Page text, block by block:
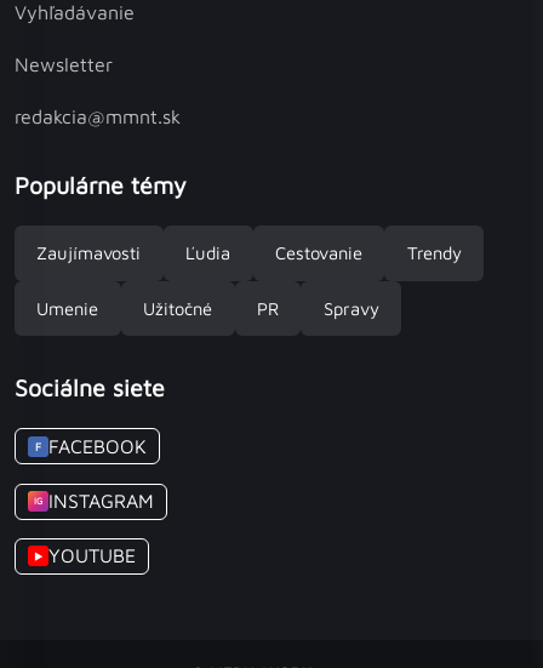
Vyhľadávanie
Newsletter
redakcia@mmnt.sk
Populárne témy
Zaujímavosti Ľudia Cestovanie Trendy
Umenie Užitočné PR Spravy
Sociálne siete
F FACEBOOK
IG INSTAGRAM
▶ YOUTUBE